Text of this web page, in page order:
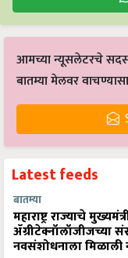
आमच्या न्यूसलेटरचे
बातम्या मेलवर
Latest feeds
बातम्या
महाराष्ट्र राज्याचे
ॲग्रीटेक्नॉलॉजीजच्या
नवसंशोधनाला